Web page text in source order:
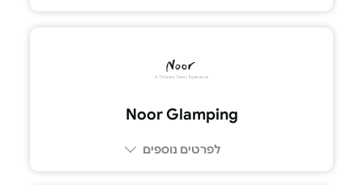
Noor Glamping
לפרטים נוספים